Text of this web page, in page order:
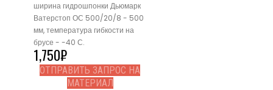
ширина гидрошпонки Дьюмарк
Ватерстоп ОС 500/20/8 - 500
мм, температура гибкости на
брусе - -40 С.
1,750₽
ОТПРАВИТЬ ЗАПРОС НА
МАТЕРИАЛ